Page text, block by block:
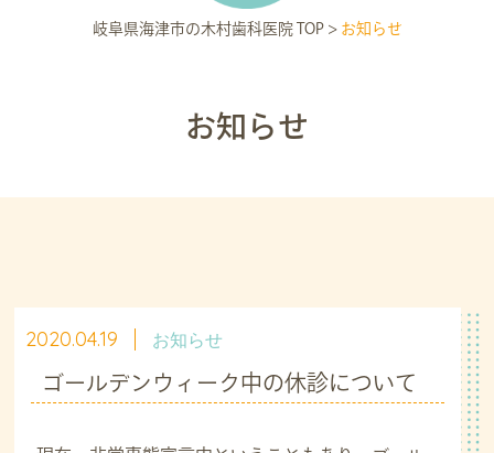
岐阜県海津市の木村歯科医院 TOP> お知らせ
お知らせ
2020.04.19 お知らせ
ゴールデンウィーク中の休診について